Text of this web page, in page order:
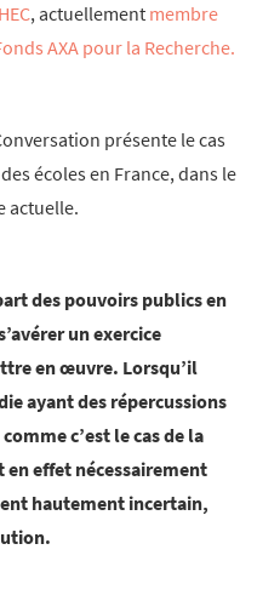
, actuellement membre
AXA pour la Recherche.
présente le cas
écoles en France, dans le
actuelle.
des pouvoirs publics en
un exercice
en œuvre. Lorsqu’il
ayant des répercussions
c’est le cas de la
en effet nécessairement
hautement incertain,